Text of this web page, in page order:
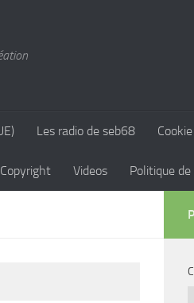
Les radio de seb68
Copyright Videos Politique de